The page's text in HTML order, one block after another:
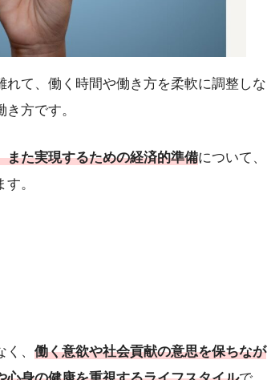
て、働く時間や働き方を柔軟に調整しな
方です。
また実現するための経済的準備について、
。
、 働く意欲や社会貢献の意思を保ちなが